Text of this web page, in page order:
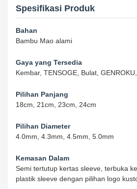
Spesifikasi Produk
Bahan
Bambu Mao alami
Gaya yang Tersedia
Kembar, TENSOGE, Bulat,
Pilihan Panjang
18cm, 21cm, 23cm, 24cm
Pilihan Diameter
4.0mm, 4.3mm, 4.5mm, 5.0mm
Kemasan Dalam
Semi tertutup kertas sleeve, terbuka
plastik sleeve dengan pilihan logo